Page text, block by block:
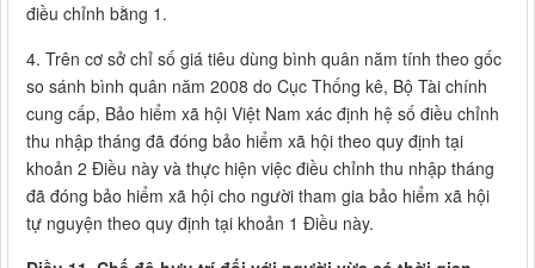
điều chỉnh bằng 1.
4. Trên cơ sở chỉ số giá tiêu dùng bình quân năm tính theo gốc
so sánh bình quân năm 2008 do Cục Thống kê, Bộ Tài chính
cung cấp, Bảo hiểm xã hội Việt Nam xác định hệ số điều chỉnh
thu nhập tháng đã đóng bảo hiểm xã hội theo quy định tại
khoản 2 Điều này và thực hiện việc điều chỉnh thu nhập tháng
đã đóng bảo hiểm xã hội cho người tham gia bảo hiểm xã hội
tự nguyện theo quy định tại khoản 1 Điều này.